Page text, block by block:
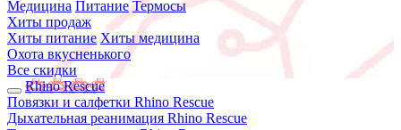
Медицина Питание Термосы
Хиты продаж
Хиты питание Хиты медицина
Охота вкусненького
Все скидки
Rhino Rescue
Повязки и салфетки Rhino Rescue
Дыхательная реанимация Rhino Rescue